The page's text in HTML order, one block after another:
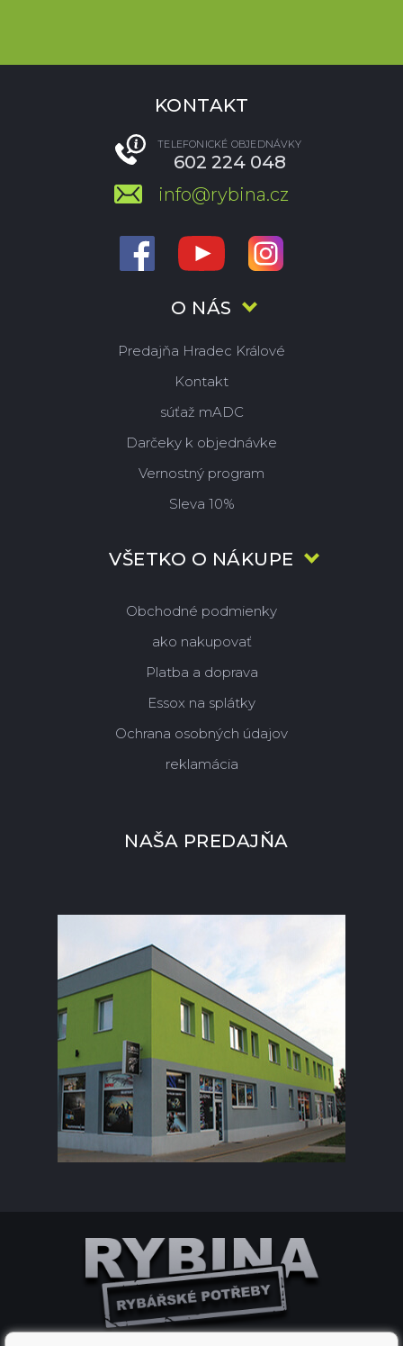
O NÁS
Predajňa Hradec Králové
Kontakt
súťaž mADC
Darčeky k objednávke
Vernostný program
Sleva 10%
VŠETKO O NÁKUPE
Obchodné podmienky
ako nakupovať
Platba a doprava
Essox na splátky
Ochrana osobných údajov
reklamácia
KONTAKT
TELEFONICKÉ OBJEDNÁVKY
602 224 048
info@rybina.cz
NAŠA PREDAJŇA